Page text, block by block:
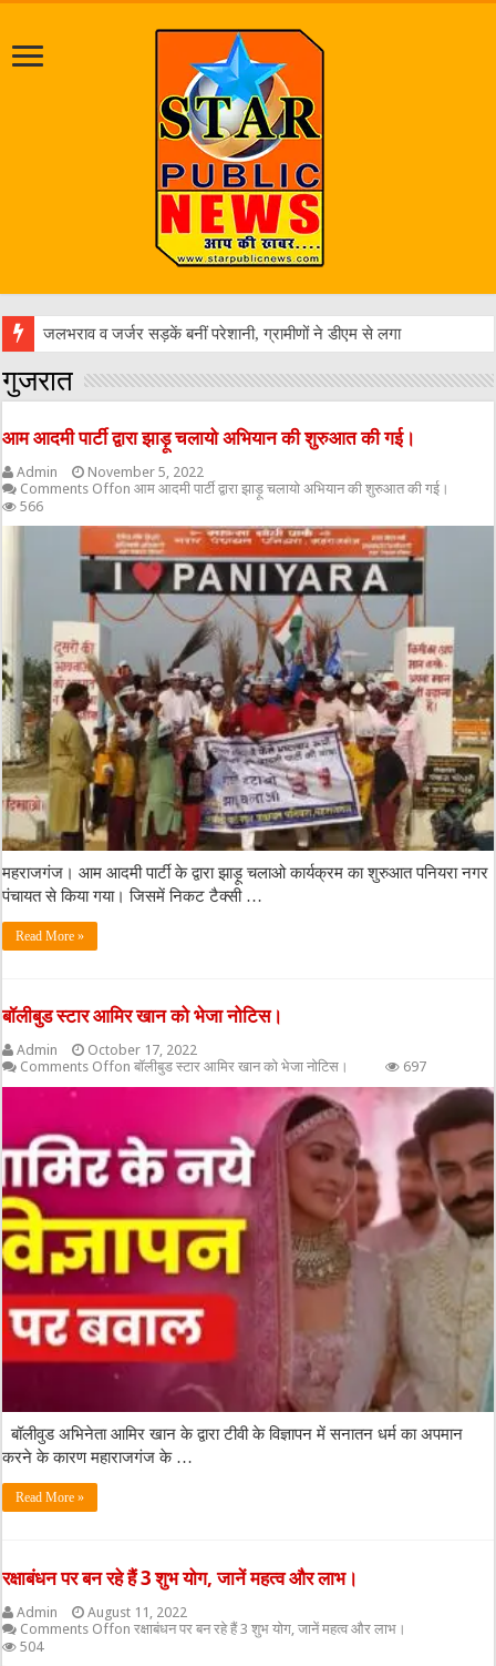
जलभराव व जर्जर सड़कें बनीं परेशानी, ग्रामीणों ने डीएम से लगाई गुहार
गुजरात
आम आदमी पार्टी द्वारा झाड़ू चलायो अभियान की शुरुआत की गई।
Admin
November 5, 2022
Comments Offon आम आदमी पार्टी द्वारा झाड़ू चलायो अभियान की शुरुआत की गई।
566
महराजगंज। आम आदमी पार्टी के द्वारा झाड़ू चलाओ कार्यक्रम का शुरुआत पनियरा नगर
पंचायत से किया गया। जिसमें निकट टैक्सी …
Read More »
बॉलीबुड स्टार आमिर खान को भेजा नोटिस।
Admin
October 17, 2022
Comments Offon बॉलीबुड स्टार आमिर खान को भेजा नोटिस। 697
बॉलीवुड अभिनेता आमिर खान के द्वारा टीवी के विज्ञापन में सनातन धर्म का अपमान
करने के कारण महाराजगंज के …
Read More »
रक्षाबंधन पर बन रहे हैं 3 शुभ योग, जानें महत्व और लाभ।
Admin
August 11, 2022
Comments Offon रक्षाबंधन पर बन रहे हैं 3 शुभ योग, जानें महत्व और लाभ।
504